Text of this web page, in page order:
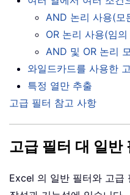
AND 논리 사용(모
OR 논리 사용(임
AND 및 OR 논리
와일드카드를 사용한
특정 열만 추출
고급 필터 참고 사항
고급 필터 대 일반
Excel 의 일반 필터와 고급